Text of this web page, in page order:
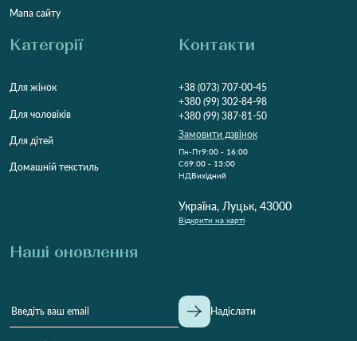
Мапа сайту
Категорії
Для жінок
Для чоловіків
Для дітей
Домашній текстиль
Контакти
+38 (073) 707-00-45
+380 (99) 302-84-98
+380 (99) 387-81-50
Замовити дзвінок
Пн-Пт9:00 - 16:00
Cб9:00 - 13:00
НДВихідний
Україна, Луцьк, 43000
Відкрити на карті
Наші оновлення
Надіслати